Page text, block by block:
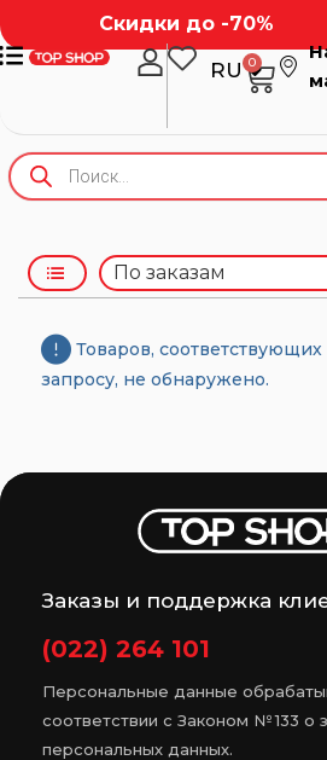
Скидки до -70%
RU
RO
0
Товаров,
запросу, не обнаружено.
Заказы и поддержка
(022) 264 101
Персональные данные
соответствии с Законом № 133 о
персональных данных.